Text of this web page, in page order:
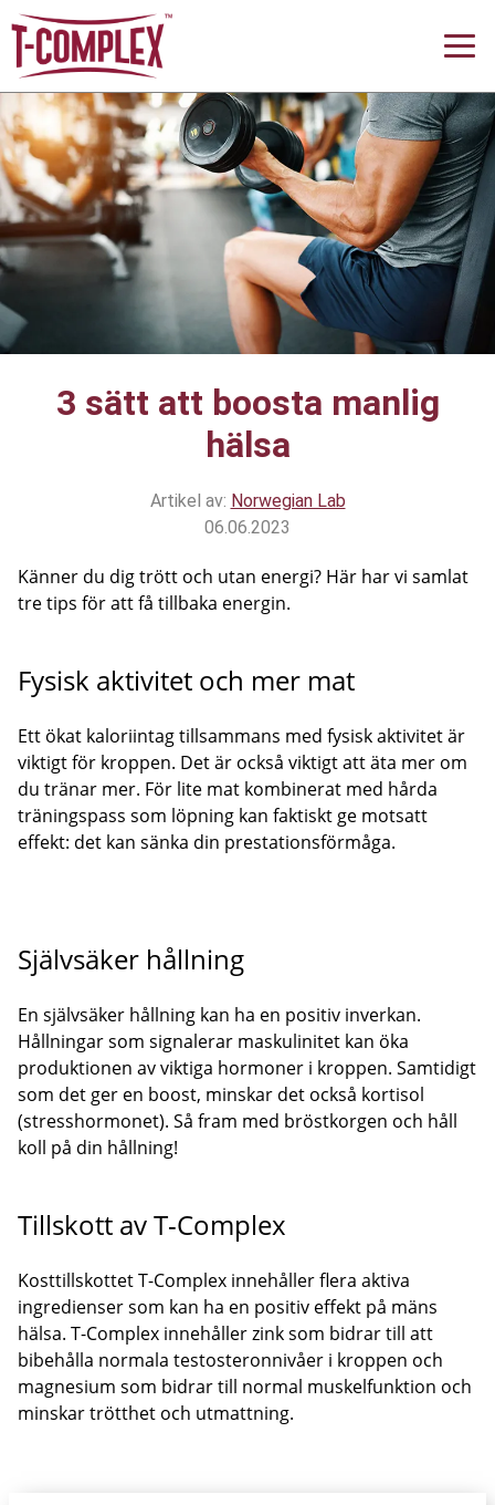
3 sätt att boosta manlig
hälsa
Artikel av: Norwegian Lab
06.06.2023
Känner du dig trött och utan energi? Här har vi samlat
tre tips för att få tillbaka energin.
Fysisk aktivitet och mer mat
Ett ökat kaloriintag tillsammans med fysisk aktivitet är
viktigt för kroppen. Det är också viktigt att äta mer om
du tränar mer. För lite mat kombinerat med hårda
träningspass som löpning kan faktiskt ge motsatt
effekt: det kan sänka din prestationsförmåga.
Självsäker hållning
En självsäker hållning kan ha en positiv inverkan.
Hållningar som signalerar maskulinitet kan öka
produktionen av viktiga hormoner i kroppen. Samtidigt
som det ger en boost, minskar det också kortisol
(stresshormonet). Så fram med bröstkorgen och håll
koll på din hållning!
Tillskott av T-Complex
Kosttillskottet T-Complex innehåller flera aktiva
ingredienser som kan ha en positiv effekt på mäns
hälsa. T-Complex innehåller zink som bidrar till att
bibehålla normala testosteronnivåer i kroppen och
magnesium som bidrar till normal muskelfunktion och
minskar trötthet och utmattning.